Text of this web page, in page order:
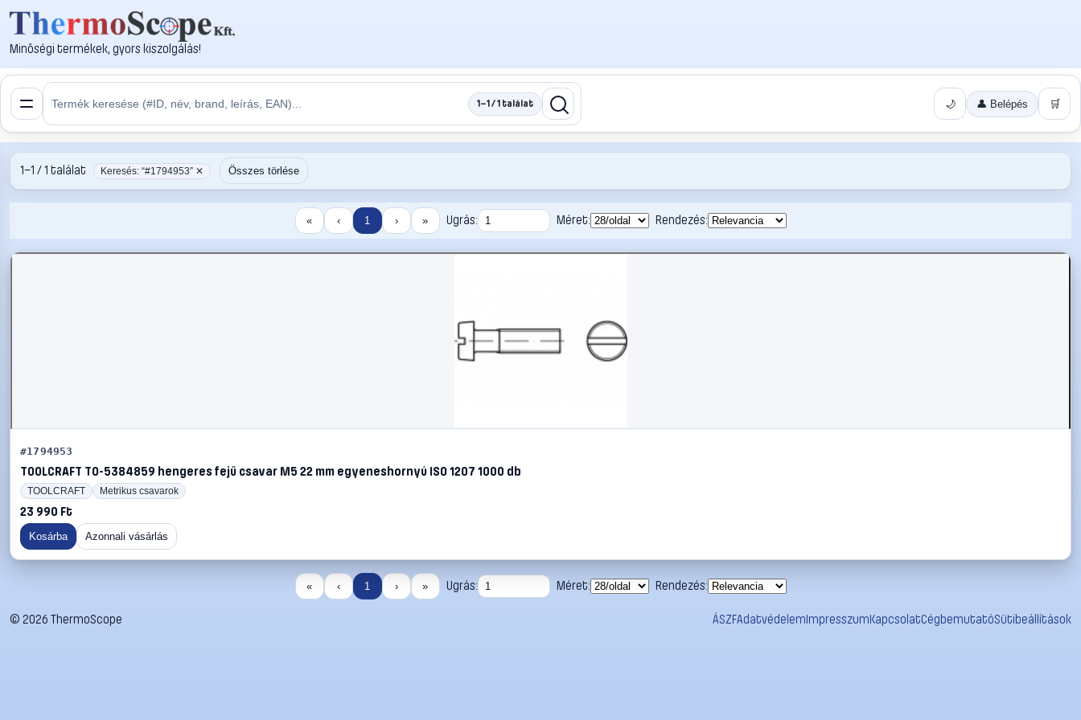
Minőségi termékek, gyors kiszolgálás!
1–1 / 1 találat 🌙 👤 Belépés 🛒
1–1 / 1 találat Keresés: “#1794953” ✕ Összes törlése
« ‹ 1 › » Ugrás: Méret: Rendezés:
#1794953
TOOLCRAFT TO-5384859 hengeres fejű csavar M5 22 mm egyeneshornyú ISO 1207 1000 db
TOOLCRAFT Metrikus csavarok
23 990 Ft
Kosárba Azonnali vásárlás
« ‹ 1 › » Ugrás: Méret: Rendezés:
© 2026 ThermoScope ÁSZFAdatvédelemImpresszumKapcsolatCégbemutatóSütibeállítások